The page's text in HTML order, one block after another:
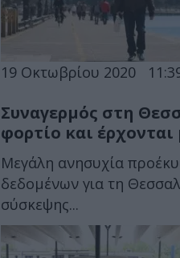
19 Οκτωβρίου 2020
Συναγερμός στη
φορτίο και έρχονται
Μεγάλη ανησυχία
δεδομένων για τη
σύσκεψης...